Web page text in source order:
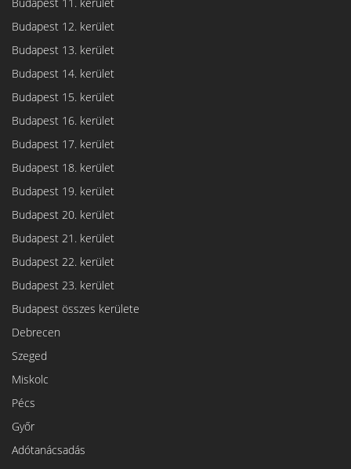
Budapest 11. kerület
Budapest 12. kerület
Budapest 13. kerület
Budapest 14. kerület
Budapest 15. kerület
Budapest 16. kerület
Budapest 17. kerület
Budapest 18. kerület
Budapest 19. kerület
Budapest 20. kerület
Budapest 21. kerület
Budapest 22. kerület
Budapest 23. kerület
Budapest összes kerülete
Debrecen
Szeged
Miskolc
Pécs
Győr
Adótanácsadás